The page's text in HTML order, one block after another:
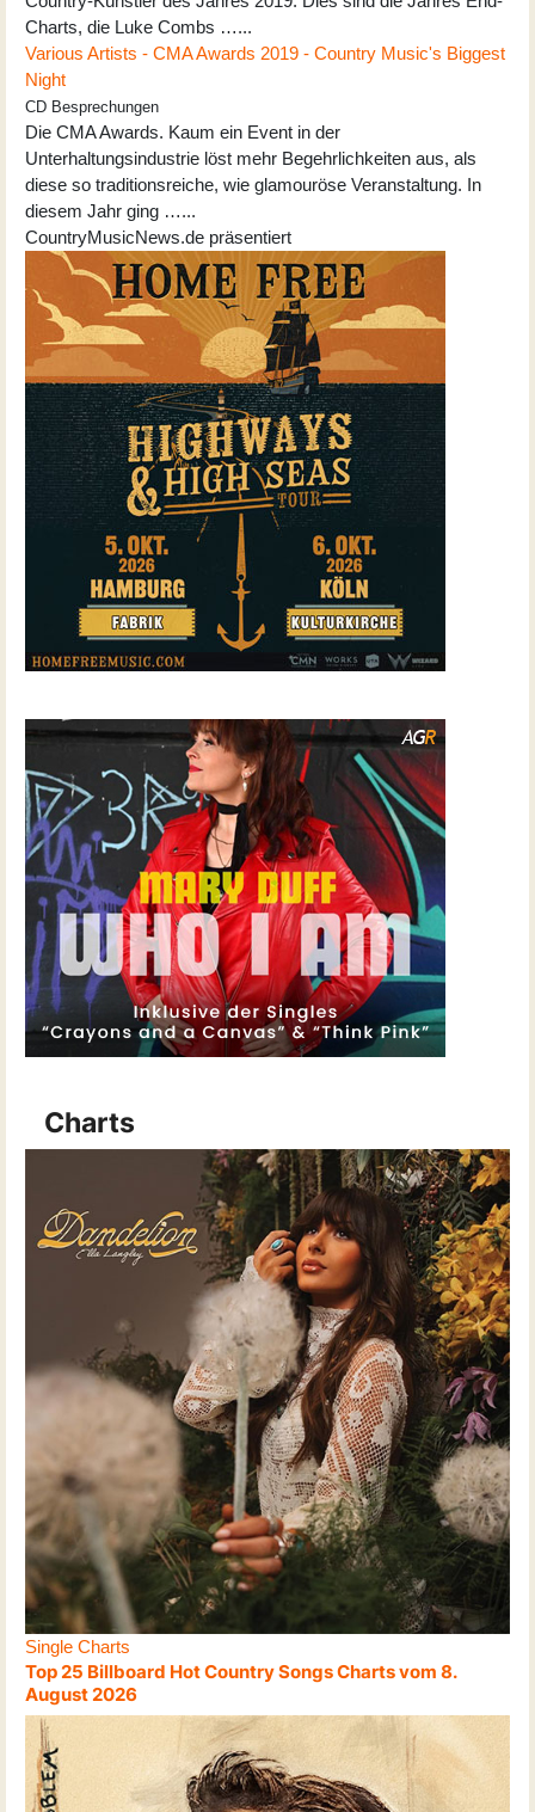
Charts, die Luke Combs …...
Various Artists - CMA Awards 2019 - Country Music's Biggest
Night
CD Besprechungen
Die CMA Awards. Kaum ein Event in der
Unterhaltungsindustrie löst mehr Begehrlichkeiten aus, als
diese so traditionsreiche, wie glamouröse Veranstaltung. In
diesem Jahr ging …...
CountryMusicNews.de präsentiert
Charts
Single Charts
Top 25 Billboard Hot Country Songs Charts vom 8.
August 2026